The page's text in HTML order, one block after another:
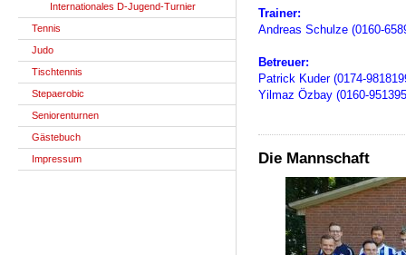
Internationales D-Jugend-Turnier
Tennis
Judo
Tischtennis
Stepaerobic
Seniorenturnen
Gästebuch
Impressum
Trainer:
Andreas Schulze (0160-
Betreuer:
Patrick Kuder (0174-
Yilmaz Özbay (0160-
Die Mannschaft